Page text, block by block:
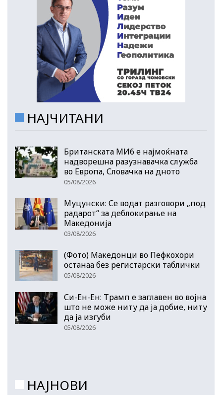
НАЈЧИТАНИ
Британската МИ6 е најмоќната
надворешна разузнавачка служба
во Европа, Словачка на дното
05/08/2026
Муцунски: Се водат разговори „под
радарот“ за деблокирање на
Македонија
03/08/2026
(Фото) Македонци во Пефкохори
останаа без регистарски таблички
05/08/2026
Си-Ен-Ен: Трамп е заглавен во војна
што не може ниту да ја добие, ниту
да ја изгуби
05/08/2026
НАЈНОВИ